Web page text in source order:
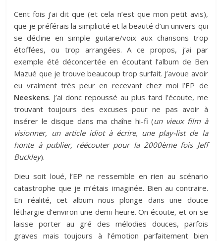
Cent fois j’ai dit que (et cela n’est que mon petit avis),
que je préférais la simplicité et la beauté d’un univers qui
se décline en simple guitare/voix aux chansons trop
étoffées, ou trop arrangées. A ce propos, j’ai par
exemple été déconcertée en écoutant l’album de Ben
Mazué que je trouve beaucoup trop surfait. J’avoue avoir
eu vraiment très peur en recevant chez moi l’EP de
Neeskens. J’ai donc repoussé au plus tard l’écoute, me
trouvant toujours des excuses pour ne pas avoir à
insérer le disque dans ma chaîne hi-fi (un vieux film à
visionner, un article idiot à écrire, une play-list de la
honte à publier, réécouter pour la 2000ème fois Jeff
Buckley).
Dieu soit loué, l’EP ne ressemble en rien au scénario
catastrophe que je m’étais imaginée. Bien au contraire.
En réalité, cet album nous plonge dans une douce
léthargie d’environ une demi-heure. On écoute, et on se
laisse porter au gré des mélodies douces, parfois
graves mais toujours à l’émotion parfaitement bien